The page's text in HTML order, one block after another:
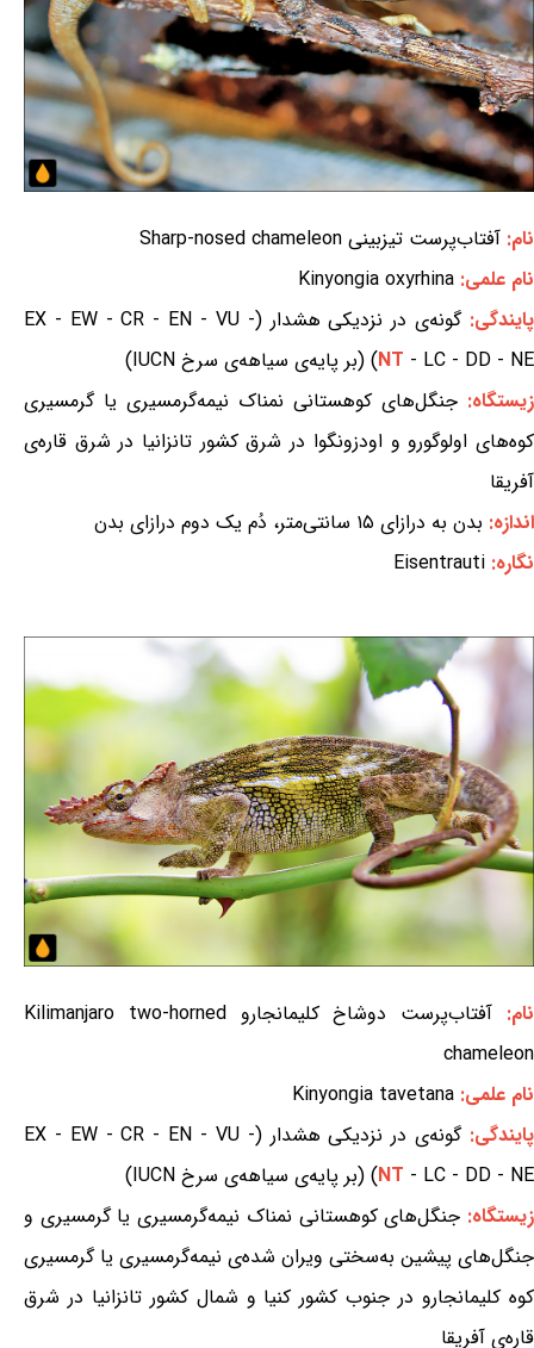
نام: آفتاب‌پرست تیزبینی Sharp-nosed chameleon
نام علمی: Kinyongia oxyrhina
پایندگی:گونه‌ی در نزدیکی هشدار (EX - EW - CR - EN - VU -
NT - LC - DD - NE) (بر پایه‌ی سیاهه‌ی سرخ IUCN)
زیستگاه: جنگل‌های کوهستانی نمناک نیمه‌گرمسیری یا گرمسیری
کوه‌های اولوگورو و اودزونگوا در شرق کشور تانزانیا در شرق قاره‌ی
آفریقا
اندازه: بدن به درازای ۱۵ سانتی‌متر، دُم یک دوم درازای بدن
نگاره: Eisentrauti
نام:
آفتاب‌پرست دوشاخ کلیمانجارو Kilimanjaro two-horned
chameleon
نام علمی: Kinyongia tavetana
پایندگی:گونه‌ی در نزدیکی هشدار (EX - EW - CR - EN - VU -
NT - LC - DD - NE) (بر پایه‌ی سیاهه‌ی سرخ IUCN)
زیستگاه: جنگل‌های کوهستانی نمناک نیمه‌گرمسیری یا گرمسیری و
جنگل‌های پیشین به‌سختی ویران شده‌ی نیمه‌گرمسیری یا گرمسیری
کوه کلیمانجارو در جنوب کشور کنیا و شمال کشور تانزانیا در شرق
قاره‌ی آفریقا